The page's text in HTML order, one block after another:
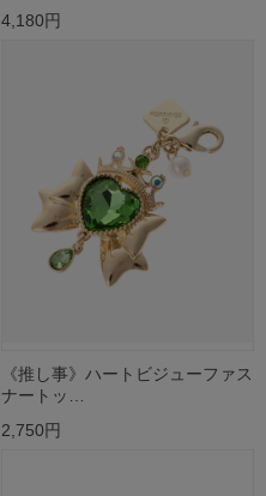
4,180円
《推し事》ハートビジューファス
ナートッ…
2,750円